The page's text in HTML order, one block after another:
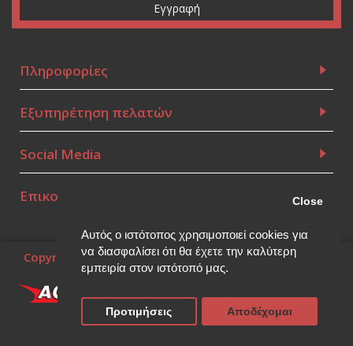
Αυτός ο ιστότοπος χρησιμοποιεί cookies για
να διασφαλίσει ότι θα έχετε την καλύτερη
εμπειρία στον ιστότοπό μας.
Close
Προτιμήσεις Αποδέχομαι
Εγγραφή
Πληροφορίες
Εξυπηρέτηση πελατών
Social Media
Επικοινωνία
Copyright © 2010~2026, (Powered byThink Open
rights reserved.